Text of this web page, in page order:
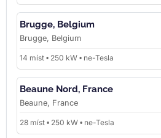
Brugge, Belgium
Brugge, Belgium
14 míst • 250 kW • ne-Tesla
Beaune Nord, France
Beaune, France
28 míst • 250 kW • ne-Tesla